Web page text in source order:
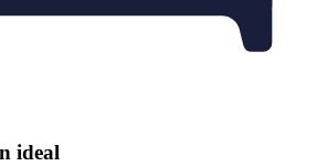
ideal